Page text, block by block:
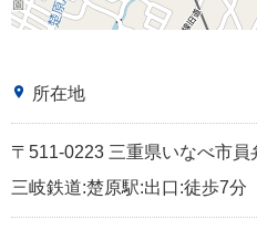
place 所在地
〒511-0223 三重県いなべ市員
三岐鉄道:楚原駅:出口:徒歩7分